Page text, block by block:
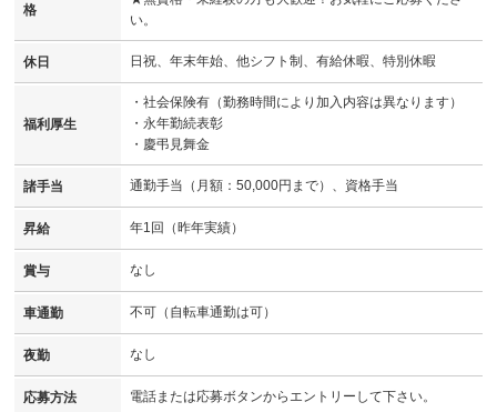
格
い。
休日 日祝、年末年始、他シフト制、有給休暇、特別休暇
福利厚生
・社会保険有（勤務時間により加入内容は異なります）
・永年勤続表彰
・慶弔見舞金
諸手当 通勤手当（月額：50,000円まで）、資格手当
昇給 年1回（昨年実績）
賞与 なし
車通勤 不可（自転車通勤は可）
夜勤 なし
応募方法 電話または応募ボタンからエントリーして下さい。